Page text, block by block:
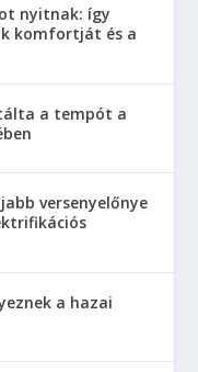
nyitnak: így
komfortját és a
a tempót a
versenyelőnye
a hazai